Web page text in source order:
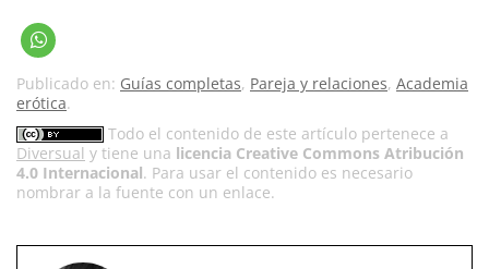
Publicado en: Guías completas, Pareja y relaciones, Academia
erótica.
Todo el contenido de este artículo pertenece a
Diversual y tiene una licencia Creative Commons Atribución
4.0 Internacional. Para usar el contenido es necesario
nombrar a la fuente con un enlace.